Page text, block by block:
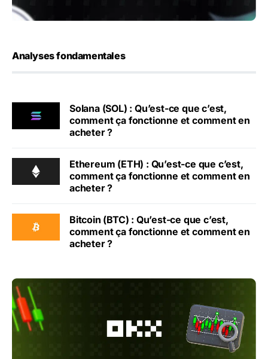
Analyses fondamentales
Solana (SOL) : Qu’est-ce que c’est,
comment ça fonctionne et comment en
acheter ?
Ethereum (ETH) : Qu’est-ce que c’est,
comment ça fonctionne et comment en
acheter ?
Bitcoin (BTC) : Qu’est-ce que c’est,
comment ça fonctionne et comment en
acheter ?